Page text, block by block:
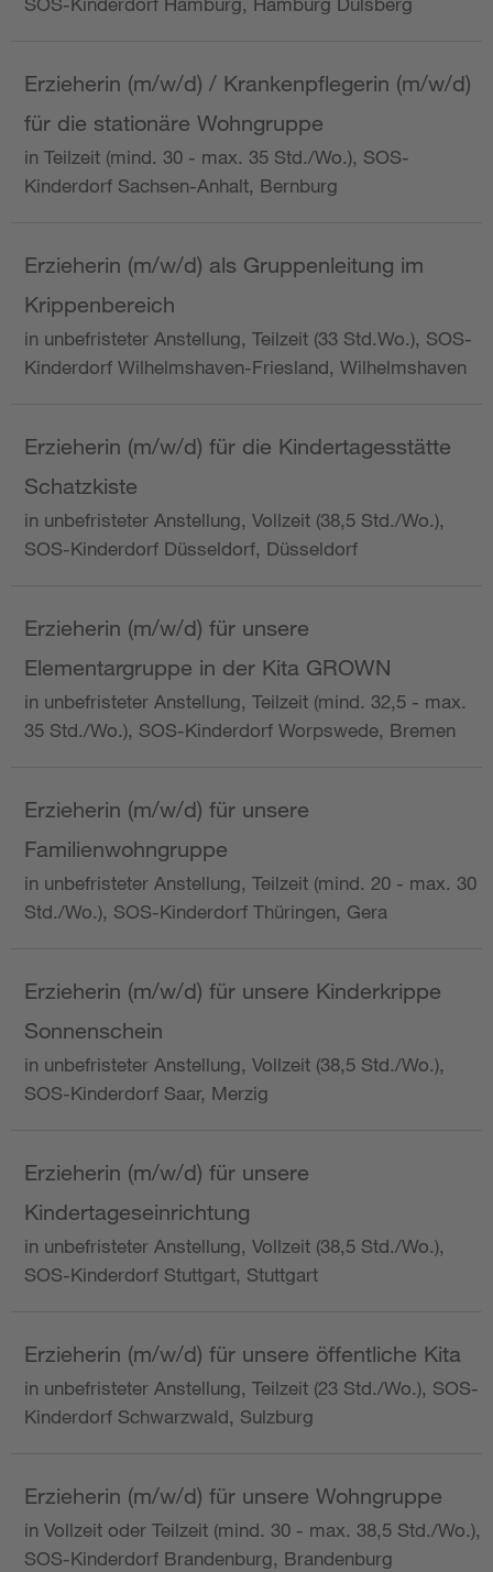
Erzieherin (m/w/d) / Krankenpflegerin (m/w/d)
für die stationäre Wohngruppe
in Teilzeit (mind. 30 - max. 35 Std./Wo.), SOS-
Kinderdorf Sachsen-Anhalt, Bernburg
Erzieherin (m/w/d) als Gruppenleitung im
Krippenbereich
in unbefristeter Anstellung, Teilzeit (33 Std.Wo.), SOS-
Kinderdorf Wilhelmshaven-Friesland, Wilhelmshaven
Erzieherin (m/w/d) für die Kindertagesstätte
Schatzkiste
in unbefristeter Anstellung, Vollzeit (38,5 Std./Wo.),
SOS-Kinderdorf Düsseldorf, Düsseldorf
Erzieherin (m/w/d) für unsere
Elementargruppe in der Kita GROWN
in unbefristeter Anstellung, Teilzeit (mind. 32,5 - max.
35 Std./Wo.), SOS-Kinderdorf Worpswede, Bremen
Erzieherin (m/w/d) für unsere
Familienwohngruppe
in unbefristeter Anstellung, Teilzeit (mind. 20 - max. 30
Std./Wo.), SOS-Kinderdorf Thüringen, Gera
Erzieherin (m/w/d) für unsere Kinderkrippe
Sonnenschein
in unbefristeter Anstellung, Vollzeit (38,5 Std./Wo.),
SOS-Kinderdorf Saar, Merzig
Erzieherin (m/w/d) für unsere
Kindertageseinrichtung
in unbefristeter Anstellung, Vollzeit (38,5 Std./Wo.),
SOS-Kinderdorf Stuttgart, Stuttgart
Erzieherin (m/w/d) für unsere öffentliche Kita
in unbefristeter Anstellung, Teilzeit (23 Std./Wo.), SOS-
Kinderdorf Schwarzwald, Sulzburg
Erzieherin (m/w/d) für unsere Wohngruppe
in Vollzeit oder Teilzeit (mind. 30 - max. 38,5 Std./Wo.),
SOS-Kinderdorf Brandenburg, Brandenburg